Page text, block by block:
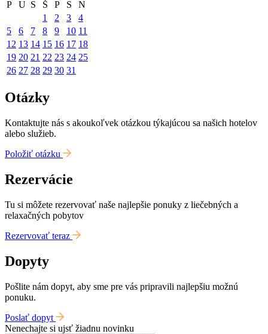
P U S Š P S
N
1
2 3
4
5
6 7 8 9 10 11
12 13 14 15 16 17 18
19 20 21 22 23 24 25
26 27 28 29 30 31
Otázky
Kontaktujte nás s akoukoľvek otázkou týkajúcou sa našich hotelov
alebo služieb.
Položiť otázku
Rezervácie
Tu si môžete rezervovať naše najlepšie ponuky z liečebných a
relaxačných pobytov
Rezervovať teraz
Dopyty
Pošlite nám dopyt, aby sme pre vás pripravili najlepšiu možnú
ponuku.
Poslať dopyt
Nenechajte si ujsť žiadnu novinku